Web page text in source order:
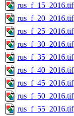
rus_f_15_2016.tif
rus_f_20_2016.tif
rus_f_25_2016.tif
rus_f_30_2016.tif
rus_f_35_2016.tif
rus_f_40_2016.tif
rus_f_45_2016.tif
rus_f_50_2016.tif
rus_f_55_2016.tif